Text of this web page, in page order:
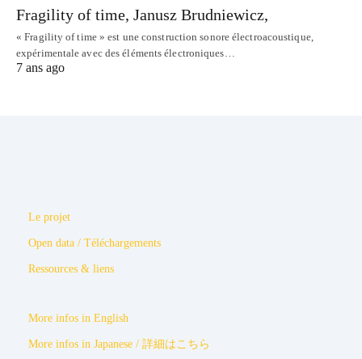
Fragility of time, Janusz Brudniewicz,
« Fragility of time » est une construction sonore électroacoustique,
expérimentale avec des éléments électroniques…
7 ans ago
Le projet
Open data / Téléchargements
Ressources & liens
More infos in English
More infos in Japanese / 詳細はこちら